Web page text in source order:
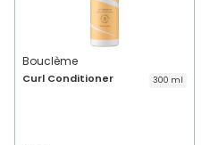
Bouclème
Curl Conditioner 300 ml